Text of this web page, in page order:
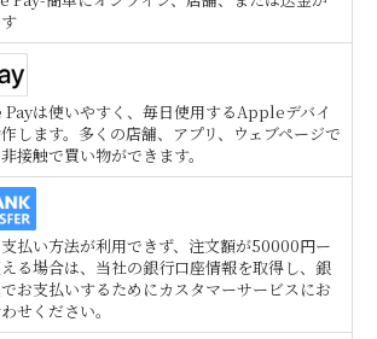
は使いやすく、毎日使用するAppleデバイ
します。多くの店舗、アプリ、ウェブページで
接触で買い物ができます。
払い方法が利用できず、注文額が50000円ー
る場合は、当社の銀行口座情報を取得し、銀
お支払いするためにカスタマーサービスにお
せください。